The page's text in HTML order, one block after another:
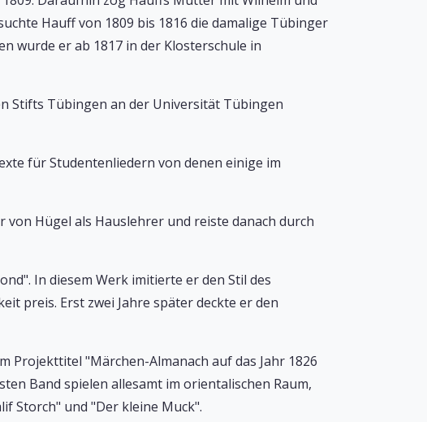
Hauff von 1809 bis 1816 die damalige Tübinger
wurde er ab 1817 in der Klosterschule in
Stifts Tübingen an der Universität Tübingen
für Studentenliedern von denen einige im
Hügel als Hauslehrer und reiste danach durch
In diesem Werk imitierte er den Stil des
preis. Erst zwei Jahre später deckte er den
Projekttitel "Märchen-Almanach auf das Jahr 1826
Band spielen allesamt im orientalischen Raum,
Storch" und "Der kleine Muck".